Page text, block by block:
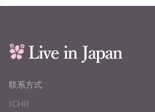
联系方式
ICHII